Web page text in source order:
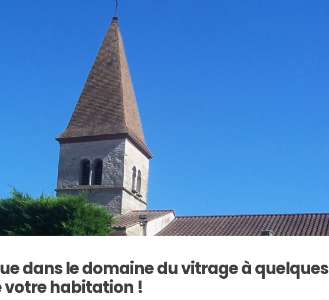
dans le domaine du vitrage à quelques
votre habitation !